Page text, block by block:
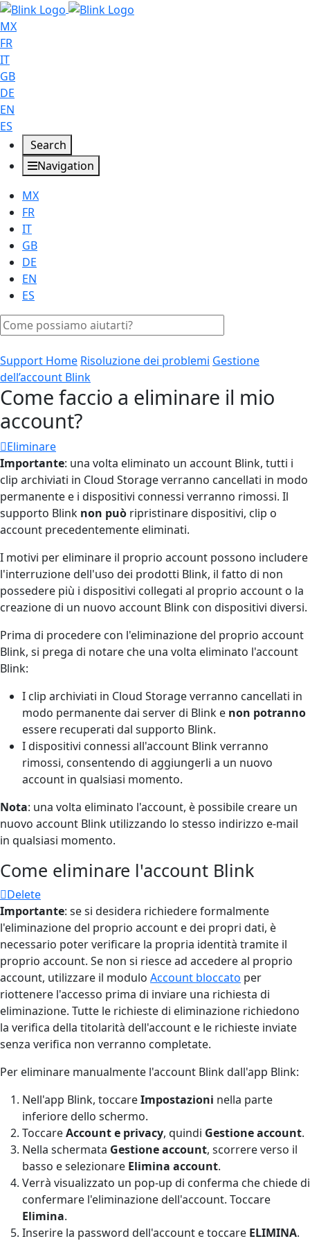
MX
FR
IT
GB
DE
EN
ES
Search
Navigation
MX
FR
IT
GB
DE
EN
ES
Support Home Risoluzione dei problemi Gestione
dell’account Blink
Come faccio a eliminare il mio
account?
Eliminare
Importante: una volta eliminato un account Blink, tutti i
clip archiviati in Cloud Storage verranno cancellati in modo
permanente e i dispositivi connessi verranno rimossi. Il
supporto Blink non può ripristinare dispositivi, clip o
account precedentemente eliminati.
I motivi per eliminare il proprio account possono includere
l'interruzione dell'uso dei prodotti Blink, il fatto di non
possedere più i dispositivi collegati al proprio account o la
creazione di un nuovo account Blink con dispositivi diversi.
Prima di procedere con l'eliminazione del proprio account
Blink, si prega di notare che una volta eliminato l'account
Blink:
I clip archiviati in Cloud Storage verranno cancellati in
modo permanente dai server di Blink e non potranno
essere recuperati dal supporto Blink.
I dispositivi connessi all'account Blink verranno
rimossi, consentendo di aggiungerli a un nuovo
account in qualsiasi momento.
Nota: una volta eliminato l'account, è possibile creare un
nuovo account Blink utilizzando lo stesso indirizzo e-mail
in qualsiasi momento.
Come eliminare l'account Blink
Delete
Importante: se si desidera richiedere formalmente
l'eliminazione del proprio account e dei propri dati, è
necessario poter verificare la propria identità tramite il
proprio account. Se non si riesce ad accedere al proprio
account, utilizzare il modulo Account bloccato per
riottenere l'accesso prima di inviare una richiesta di
eliminazione. Tutte le richieste di eliminazione richiedono
la verifica della titolarità dell'account e le richieste inviate
senza verifica non verranno completate.
Per eliminare manualmente l'account Blink dall'app Blink:
Nell'app Blink, toccareImpostazioni nella parte
inferiore dello schermo.
ToccareAccount e privacy, quindi Gestione account.
Nella schermata Gestione account, scorrere verso il
basso e selezionare Elimina account.
Verrà visualizzato un pop-up di conferma che chiede di
confermare l'eliminazione dell'account. Toccare
Elimina.
Inserire la password dell'account e toccare ELIMINA.